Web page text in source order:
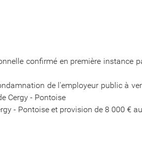
confirmé en première instance
de l'employeur public à
Cergy - Pontoise
- Pontoise et provision de 8 000 € au